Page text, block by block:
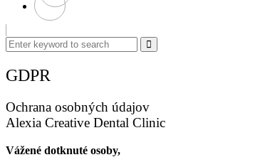
GDPR
Ochrana osobných údajov
Alexia Creative Dental Clinic
Vážené dotknuté osoby,